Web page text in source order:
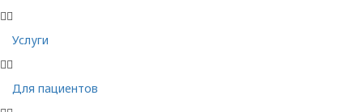
Услуги
Для пациентов